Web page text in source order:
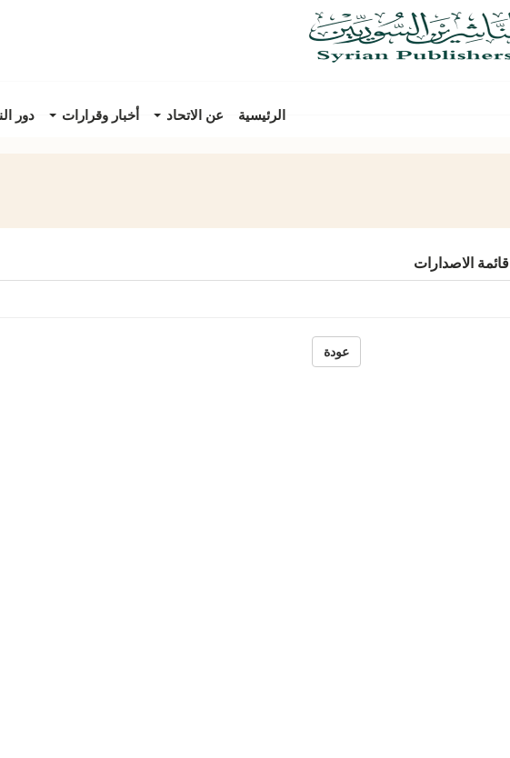
الرئيسية عن الاتحاد أخبار وقرارات دور
قائمة الاصدارات
عودة